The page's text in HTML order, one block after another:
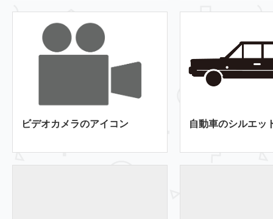
ビデオカメラのアイコン 自動車のシルエッ